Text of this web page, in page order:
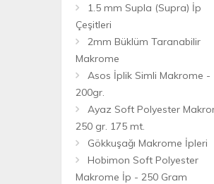
1.5 mm Supla (Supra) İp
Çeşitleri
2mm Büklüm Taranabilir
Makrome
Asos İplik Simli Makrome -
200gr.
Ayaz Soft Polyester
250 gr. 175 mt.
Gökkuşağı Makrome İpleri
Hobimon Soft Polyester
Makrome İp - 250 Gram